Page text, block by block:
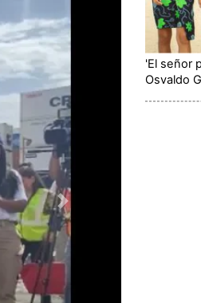
'El señor
Osvaldo